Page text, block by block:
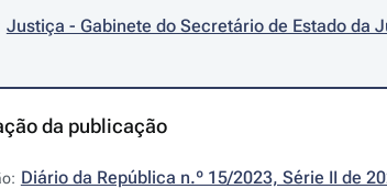
Justiça - Gabinete do Secretário de Estado da
da publicação
Diário da República n.º 15/2023, Série II de